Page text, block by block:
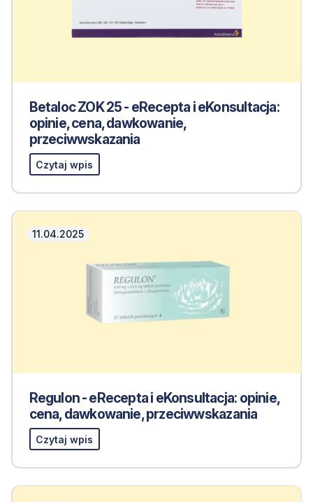
Betaloc ZOK 25 - eRecepta i eKonsultacja:
opinie, cena, dawkowanie,
przeciwwskazania
Czytaj wpis
11.04.2025
Regulon - eRecepta i eKonsultacja: opinie,
cena, dawkowanie, przeciwwskazania
Czytaj wpis